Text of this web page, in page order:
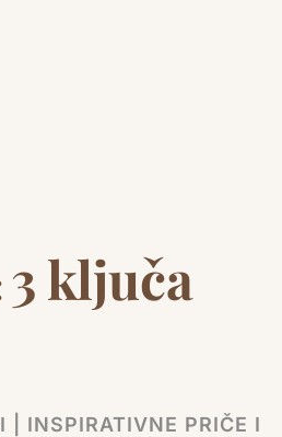
3 ključa
| INSPIRATIVNE PRIČE I